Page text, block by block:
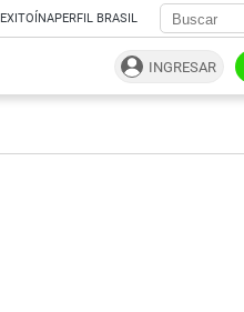
EXITOÍNAPERFIL BRASIL
INGRESAR